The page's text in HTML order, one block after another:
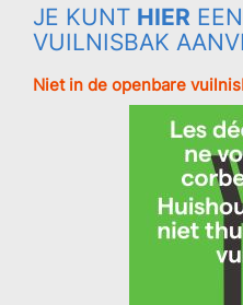
JE KUNT HIER
VUILNISBAK
Niet in de openbare